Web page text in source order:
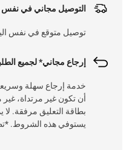
التوصيل مجاني في نفس
توصيل متوقع في نفس اليوم
إرجاع مجاني* لجميع
أن تكون غير مرتداة،
بطاقة التعليق مرفقة. لا
يستوفي هذه الشروط.